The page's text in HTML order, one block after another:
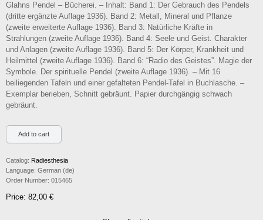
Glahns Pendel – Bücherei. – Inhalt: Band 1: Der Gebrauch des Pendels
(dritte ergänzte Auflage 1936). Band 2: Metall, Mineral und Pflanze
(zweite erweiterte Auflage 1936). Band 3: Natürliche Kräfte in
Strahlungen (zweite Auflage 1936). Band 4: Seele und Geist. Charakter
und Anlagen (zweite Auflage 1936). Band 5: Der Körper, Krankheit und
Heilmittel (zweite Auflage 1936). Band 6: “Radio des Geistes”. Magie der
Symbole. Der spirituelle Pendel (zweite Auflage 1936). – Mit 16
beiliegenden Tafeln und einer gefalteten Pendel-Tafel in Buchlasche. –
Exemplar berieben, Schnitt gebräunt. Papier durchgängig schwach
gebräunt.
Catalog: Radiesthesia
Language: German (de)
Order Number: 015465
Price: 82,00 €